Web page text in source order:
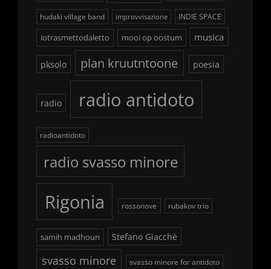
hudaki village band improvvisazione INDIE SPACE
iotrasmettodaletto mooi op oostum musica
pksolo plan kruutntoone poesia
radio radio antidoto
radioantidoto
radio svasso minore
Rigonia rossonove rubakov trio
samih madhoun Stefano Giacchè
svasso minore svasso minore for antidoto